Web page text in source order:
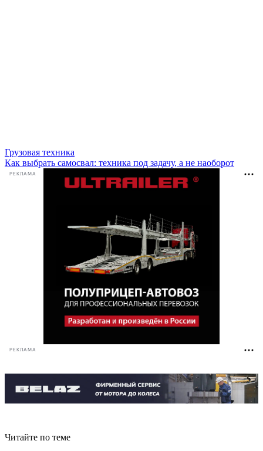
Грузовая техника
Как выбрать самосвал: техника под задачу, а не наоборот
РЕКЛАМА
РЕКЛАМА
Читайте по теме